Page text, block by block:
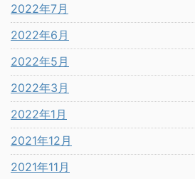
2022年7月
2022年6月
2022年5月
2022年3月
2022年1月
2021年12月
2021年11月